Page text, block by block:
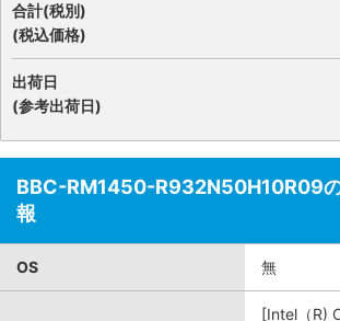
合計(税別)
(税込価格)
出荷日
(参考出荷日)
BBC-RM1450-R932N50H10R09
報
OS 無
[Intel（R)